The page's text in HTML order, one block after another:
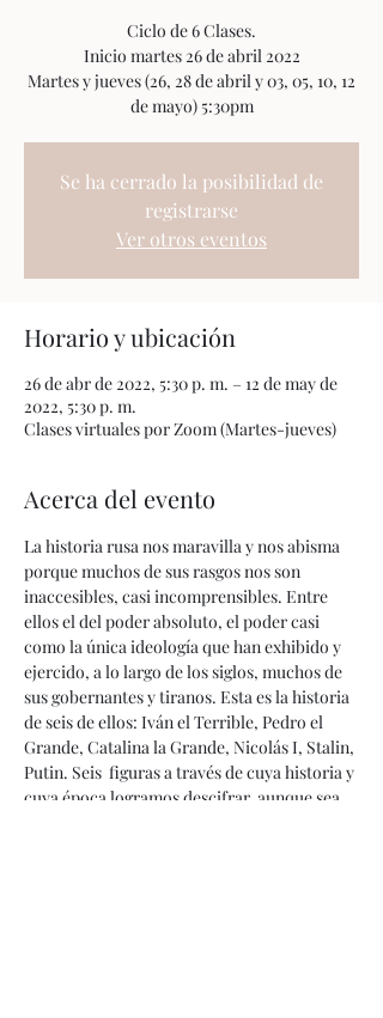
Ciclo de 6 Clases.
Inicio martes 26 de abril 2022
Martes y jueves (26, 28 de abril y 03, 05, 10, 12
de mayo) 5:30pm
Se ha cerrado la posibilidad de
registrarse
Ver otros eventos
Horario y ubicación
26 de abr de 2022, 5:30 p. m. – 12 de may de
2022, 5:30 p. m.
Clases virtuales por Zoom (Martes-jueves)
Acerca del evento
La historia rusa nos maravilla y nos abisma
porque muchos de sus rasgos nos son
inaccesibles, casi incomprensibles. Entre
ellos el del poder absoluto, el poder casi
como la única ideología que han exhibido y
ejercido, a lo largo de los siglos, muchos de
sus gobernantes y tiranos. Esta es la historia
de seis de ellos: Iván el Terrible, Pedro el
Grande, Catalina la Grande, Nicolás I, Stalin,
Putin. Seis  figuras a través de cuya historia y
cuya época logramos descifrar, aunque sea